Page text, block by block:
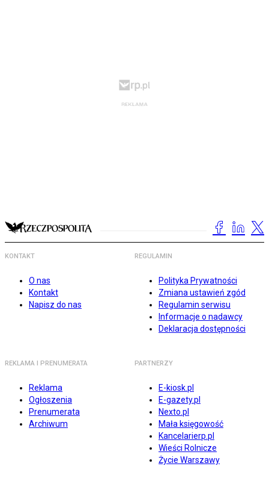
KONTAKT
O nas
Kontakt
Napisz do nas
REGULAMIN
Polityka Prywatności
Zmiana ustawień zgód
Regulamin serwisu
Informacje o nadawcy
Deklaracja dostępności
REKLAMA I PRENUMERATA
Reklama
Ogłoszenia
Prenumerata
Archiwum
PARTNERZY
E-kiosk.pl
E-gazety.pl
Nexto.pl
Mała księgowość
Kancelarierp.pl
Wieści Rolnicze
Życie Warszawy